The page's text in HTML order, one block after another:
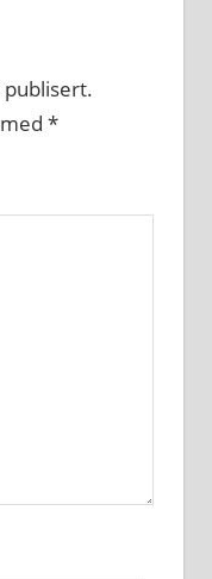
publisert.
*